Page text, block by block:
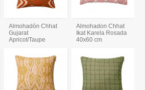
Almohadón Chhat
Gujarat
Apricot/Taupe
Almohadon Chhat
Ikat Karela Rosada
40x60 cm